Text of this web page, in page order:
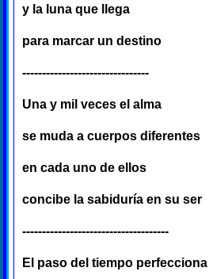
y la luna que llega
para marcar un destino
--------------------------------
Una y mil veces el alma
se muda a cuerpos diferentes
en cada uno de ellos
concibe la sabiduría en su ser
-------------------------------------
El paso del tiempo perfecciona